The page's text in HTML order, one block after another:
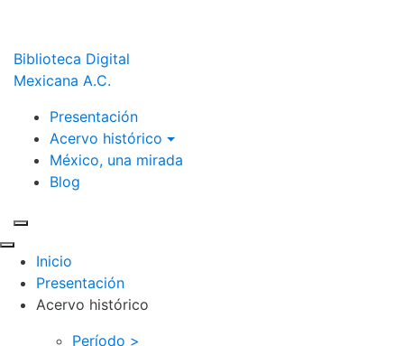
Biblioteca Digital
Mexicana A.C.
Presentación
Acervo histórico
México, una mirada
Blog
Inicio
Presentación
Acervo histórico
Período >